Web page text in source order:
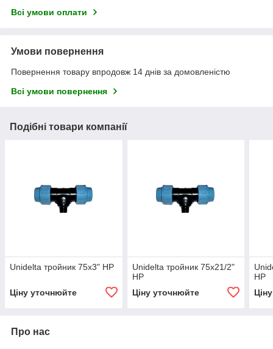
Всі умови оплати
Умови повернення
Повернення товару впродовж 14 днів за домовленістю
Всі умови повернення
Подібні товари компанії
Unidelta тройник 75х3" НР
Ціну уточнюйте
Unidelta тройник 75х21/2"
НР
Ціну уточнюйте
НР
Про нас